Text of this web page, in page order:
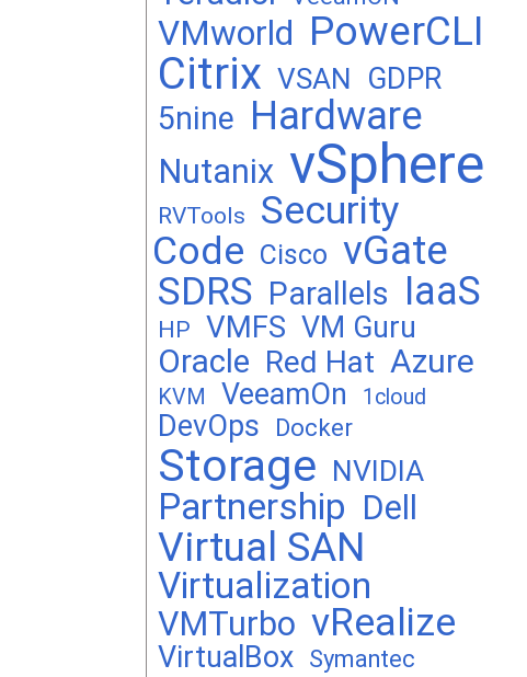
VMworld PowerCLI
Citrix VSAN GDPR
5nine Hardware
Nutanix vSphere
RVTools
Security
Code Cisco vGate
SDRS Parallels IaaS
HP VMFS VM Guru
Oracle Red Hat Azure
KVM VeeamOn 1cloud
DevOps Docker
Storage NVIDIA
Partnership Dell
Virtual SAN
Virtualization
VMTurbo vRealize
VirtualBox Symantec